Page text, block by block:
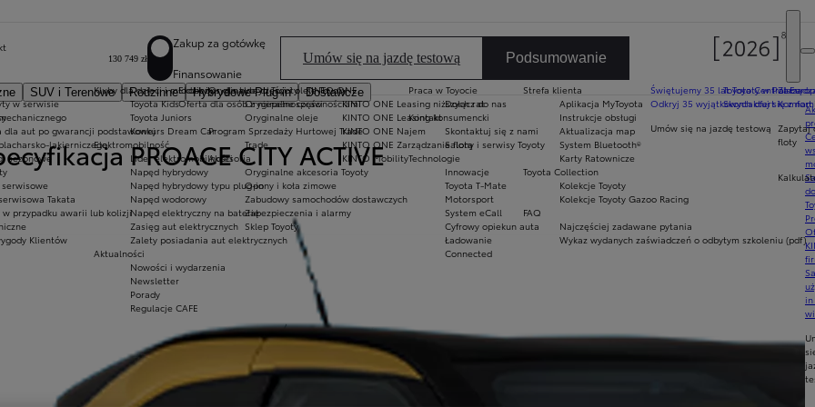
SUV i Terenowe Rodzinne Hybrydowe Plug-in
Dostawcze
Ekobonus dla hybryd Toyoty
Oferta dla osób z niepełnosprawnościami
Świętujemy 35 lat Toyoty w Polsce
Odkryj 35 wyjątkowych ofert
Umów się na jazdę testową
Kluby dla dzieci i młodzieży
Toyota Kids
Toyota Juniors
Konkurs Dream Car
Elektromobilność
Lider elektromobilności
Napęd hybrydowy
Napęd hybrydowy typu plug-in
Napęd wodorowy
Napęd elektryczny na baterię
Zasięg aut elektrycznych
Zalety posiadania aut elektrycznych
Aktualności
Nowości i wydarzenia
Newsletter
Porady
Regulacje CAFE
Praca w Toyocie
Dołącz do nas
Kontakt
Skontaktuj się z nami
Salony i serwisy Toyoty
Technologie
Innowacje
Toyota T-Mate
Motorsport
System eCall
Cyfrowy opiekun auta
Ładowanie
Connected
Toyota Central
Skontaktuj się z
KINTO ONE
KINTO ONE Leasing niższych rat
KINTO ONE Leasing konsumencki
KINTO ONE Najem
KINTO ONE Zarządzanie flotą
KINTO Mobility
Komfort
Zapytaj
floty
w serwisie
dla aut po gwarancji podstawowej
lakierniczego
sezonowe
serwisowe
Takata
w przypadku awarii lub kolizji
Klientów
Oryginalne części i oleje Toyoty
Oryginalne części
Oryginalne oleje
Program Sprzedaży Hurtowej Trade
Trade
Akcesoria
Oryginalne akcesoria Toyoty
Opony i koła zimowe
Zabudowy samochodów dostawczych
Zabezpieczenia i alarmy
Sklep Toyoty
Strefa klienta
Aplikacja MyToyota
Instrukcje obsługi
Aktualizacja map
System Bluetooth®
Karty Ratownicze
Toyota Collection
Kolekcje Toyoty
Kolekcje Toyoty Gazoo Racing
FAQ
Najczęściej zadawane pytania
Wykaz wydanych zaświadczeń o odbytym szkoleniu (pdf)
130 749 zł
Zakup za gotówkę
Finansowanie
Umów się na jazdę testową Podsumowanie
PROACE CITY ACTIVE